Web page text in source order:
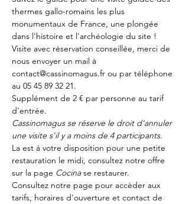
thermes gallo-romains les plus
monumentaux de France, une plongée
dans l'histoire et l'archéologie du site !
Visite avec réservation conseillée, merci de
nous envoyer un mail à
contact@cassinomagus.fr ou par téléphone
au 05 45 89 32 21.
Supplément de 2 € par personne au tarif
d'entrée.
Cassinomagus se réserve le droit d'annuler
une visite s'il y a moins de 4 participants.
La est à votre disposition pour une petite
restauration le midi, consultez notre offre
sur la page Cocina se restaurer.
Consultez notre page pour accèder aux
tarifs, horaires d'ouverture et contact de